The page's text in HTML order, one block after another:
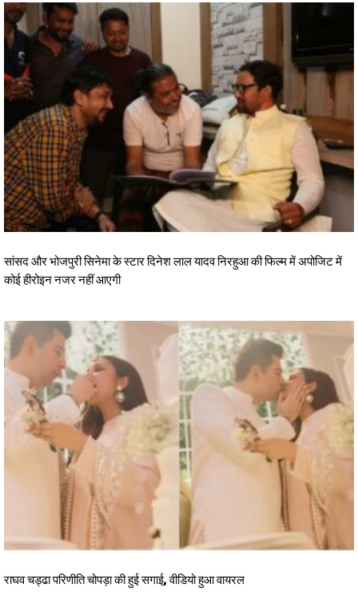
सांसद और भोजपुरी सिनेमा के स्टार दिनेश लाल यादव निरहुआ की फिल्म में अपोजिट में
कोई हीरोइन नजर नहीं आएगी
राघव चड्ढा परिणीति चोपड़ा की हुई सगाई, वीडियो हुआ वायरल